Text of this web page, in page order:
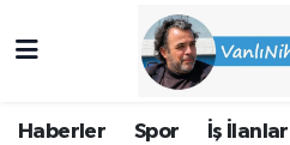
Haberler Spor İş
İpekyolu Nöbetçi